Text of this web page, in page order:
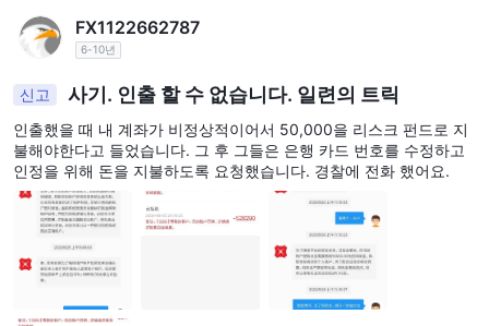
플랫폼입니다. 데스크톱, 태블릿 및 모바일 장치를 통해 액세스 할
동성과 같은 기능을 제공합니다. 중소기업은 자금을 모니터링하고
결제를하며 무역 금융을 관리하고 편리하게 모바일 뱅킹을 할 수 있
습니다.
기업은행:DBS는 집단 노력과 지속 가능한 비즈니스 실천을 통해
기후 변화에 대응합니다. 그들은 2050년까지 순 온실가스 배출을
제로로 달성하기로 약속하고 전력, 석유 및 가스, 자동차, 항공, 해운,
철강 및 부동산 등 다양한 부문에 탄소 감축 목표를 설정했습니다.
DBS는 청정 에너지에 적극적으로 투자하고 아시아의 저탄소 경제
전환을 지원하고 있습니다.
FX1122662787
6-10년
신고 사기. 인출 할 수 없습니다. 일련의 트릭
인출했을 때 내 계좌가 비정상적이어서 50,000을 리스크 펀드로 지
불해야한다고 들었습니다. 그 후 그들은 은행 카드 번호를 수정하고
인정을 위해 돈을 지불하도록 요청했습니다. 경찰에 전화 했어요.